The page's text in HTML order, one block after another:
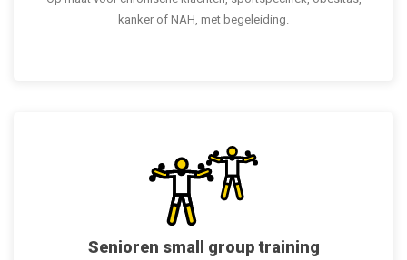
kanker of NAH, met begeleiding.
Senioren small group training